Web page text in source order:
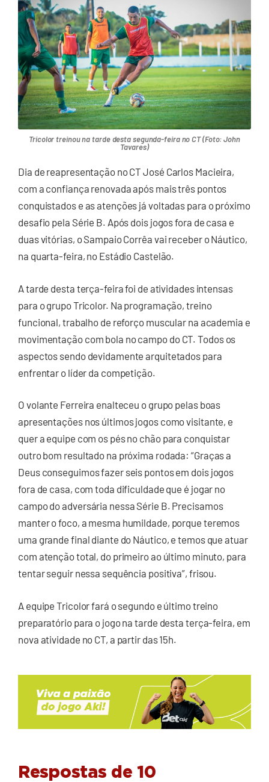
Tricolor treinou na tarde desta segunda-feira no CT (Foto: John
Tavares)
Dia de reapresentação no CT José Carlos Macieira,
com a confiança renovada após mais três pontos
conquistados e as atenções já voltadas para o próximo
desafio pela Série B. Após dois jogos fora de casa e
duas vitórias, o Sampaio Corrêa vai receber o Náutico,
na quarta-feira, no Estádio Castelão.
A tarde desta terça-feira foi de atividades intensas
para o grupo Tricolor. Na programação, treino
funcional, trabalho de reforço muscular na academia e
movimentação com bola no campo do CT. Todos os
aspectos sendo devidamente arquitetados para
enfrentar o líder da competição.
O volante Ferreira enalteceu o grupo pelas boas
apresentações nos últimos jogos como visitante, e
quer a equipe com os pés no chão para conquistar
outro bom resultado na próxima rodada: “Graças a
Deus conseguimos fazer seis pontos em dois jogos
fora de casa, com toda dificuldade que é jogar no
campo do adversária nessa Série B. Precisamos
manter o foco, a mesma humildade, porque teremos
uma grande final diante do Náutico, e temos que atuar
com atenção total, do primeiro ao último minuto, para
tentar seguir nessa sequência positiva”, frisou.
A equipe Tricolor fará o segundo e último treino
preparatório para o jogo na tarde desta terça-feira, em
nova atividade no CT, a partir das 15h.
Respostas de 10